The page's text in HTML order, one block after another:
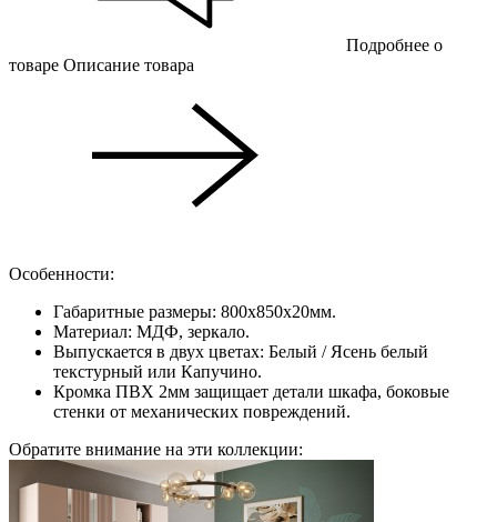
Подробнее о
товаре Описание товара
Особенности:
Габаритные размеры: 800х850х20мм.
Материал: МДФ, зеркало.
Выпускается в двух цветах: Белый / Ясень белый
текстурный или Капучино.
Кромка ПВХ 2мм защищает детали шкафа, боковые
стенки от механических повреждений.
Обратите внимание на эти коллекции: